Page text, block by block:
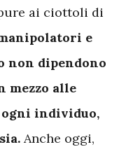
ai ciottoli di
e
dipendono
mezzo alle
ogni individuo,
Anche oggi,